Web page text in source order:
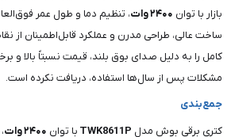
بازار با توان ۲۴۰۰ وات
، تنظیم دما و طول عمر
ساخت عالی، طراحی مدرن و عملکرد قابل‌اطمینان از
کامل را به دلیل صدای بوق بلند، قیمت نسبتاً بالا و
مشکلات پس از سال‌ها استفاده، دریافت نکرده است.
جمع‌بندی
کتری برقی بوش مدل TWK8611P با توان ۲۴۰۰ وات